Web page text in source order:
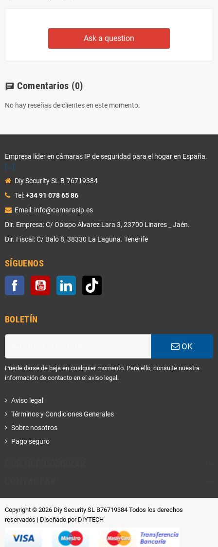
Ask a question
chat Comentarios (0)
No hay reseñas de clientes en este momento.
Empresa líder en cámaras IP de seguridad para el hogar en España.
[...]
Diy Security SL B-76719384
Tel:+34 91 078 65 86
Email: info@camarasip.es
Dir. Empresa: C/ Obispo Alvarez Lara 3, 23700 Linares _ Jaén.
Dir. Fiscal: C/ Balo 8, 38330 La Laguna. Tenerife
SÍGUENOS
Facebook YouTube LinkedIn
BOLETÍN
OK
Puede darse de baja en cualquier momento. Para ello, consulte nuestra
información de contacto en el aviso legal.
Aviso legal
Términos y Condiciones Generales
Sobre nosotros
Pago seguro
Copyright © 2026 Diy Security SL B76719384 Todos los derechos
reservados | Diseñado por DIYTECH